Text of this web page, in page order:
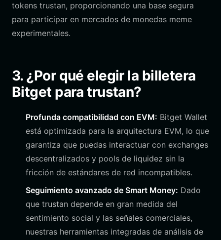
tokens trustan, proporcionando una base segura
para participar en mercados de monedas meme
experimentales.
3. ¿Por qué elegir la billetera
Bitget para trustan?
Profunda compatibilidad con EVM: Bitget Wallet
está optimizada para la arquitectura EVM, lo que
garantiza que puedas interactuar con exchanges
descentralizados y pools de liquidez sin la
fricción de estándares de red incompatibles.
Seguimiento avanzado de Smart Money: Dado
que trustan depende en gran medida del
sentimiento social y las señales comerciales,
nuestras herramientas integradas de análisis de